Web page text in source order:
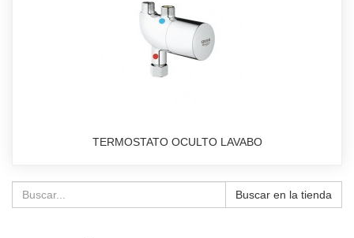
TERMOSTATO OCULTO LAVABO
Buscar en la tienda